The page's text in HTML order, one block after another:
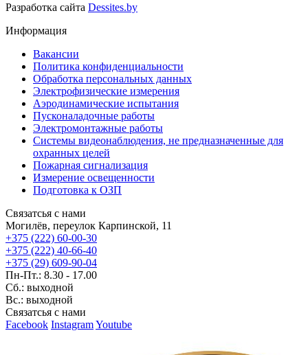
Разработка сайта Dessites.by
Информация
Вакансии
Политика конфиденциальности
Обработка персональных данных
Электрофизические измерения
Аэродинамические испытания
Пусконаладочные работы
Электромонтажные работы
Системы видеонаблюдения, не предназначенные для
охранных целей
Пожарная сигнализация
Измерение освещенности
Подготовка к ОЗП
Связатсья с нами
Могилёв, переулок Карпинской, 11
+375 (222) 60-00-30
+375 (222) 40-66-40
+375 (29) 609-90-04
Пн-Пт.: 8.30 - 17.00
Сб.: выходной
Вс.: выходной
Связатсья с нами
Facebook InstagramYoutube